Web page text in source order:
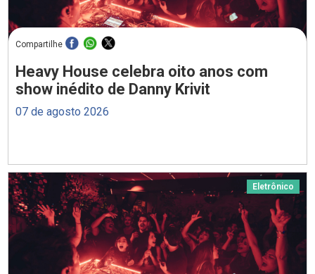
Compartilhe
Heavy House celebra oito anos com
show inédito de Danny Krivit
07 de agosto 2026
Eletrônico